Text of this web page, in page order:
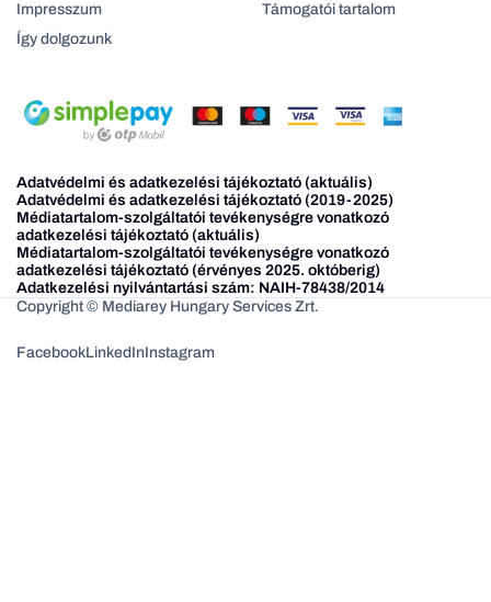
Impresszum
Így dolgozunk
Támogatói tartalom
Adatvédelmi és adatkezelési tájékoztató (aktuális)
Adatvédelmi és adatkezelési tájékoztató (2019-2025)
Médiatartalom-szolgáltatói tevékenységre vonatkozó
adatkezelési tájékoztató (aktuális)
Médiatartalom-szolgáltatói tevékenységre vonatkozó
adatkezelési tájékoztató (érvényes 2025. októberig)
Adatkezelési nyilvántartási szám: NAIH-78438/2014
Copyright © Mediarey Hungary Services Zrt.
FacebookLinkedInInstagram